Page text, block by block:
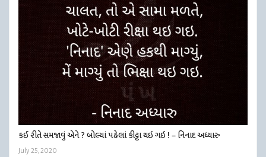
કઈ રીતે સમજાવું એને ? બોલ્યાં પહેલાં કીટ્ટા થઇ ગઇ ! – નિનાદ અધ્યારુ
July 25, 2020